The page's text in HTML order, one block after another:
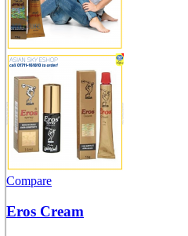
Compare
Eros Cream